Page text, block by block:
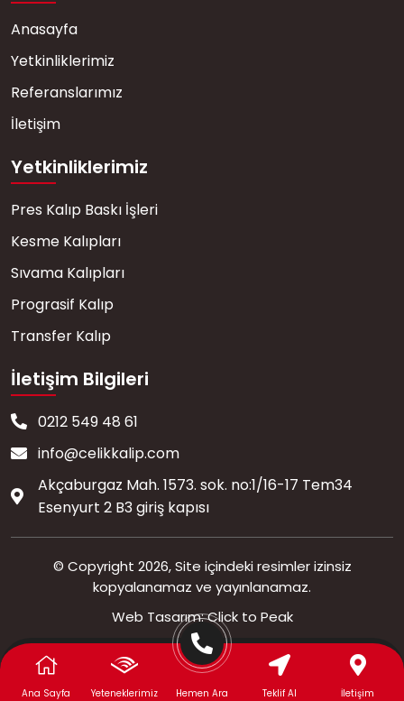
Anasayfa
Yetkinliklerimiz
Referanslarımız
İletişim
Yetkinliklerimiz
Pres Kalıp Baskı İşleri
Kesme Kalıpları
Sıvama Kalıpları
Prograsif Kalıp
Transfer Kalıp
İletişim Bilgileri
0212 549 48 61
info@celikkalip.com
Akçaburgaz Mah. 1573. sok. no:1/16-17 Tem34
Esenyurt 2 B3 giriş kapısı
© Copyright 2026, Site içindeki resimler izinsiz
kopyalanamaz ve yayınlanamaz.
Web Tasarım: Click to Peak
Ana Sayfa Yeteneklerimiz Hemen Ara Teklif Al İletişim